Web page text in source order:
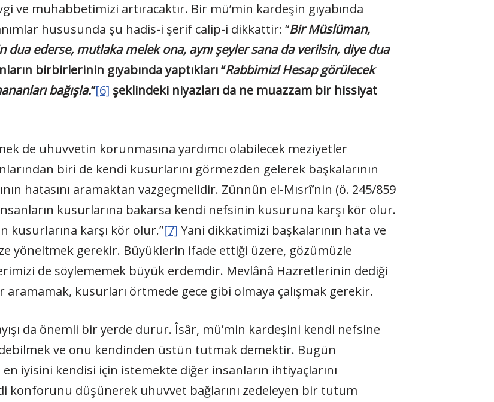
ve muhabbetimizi artıracaktır. Bir mü’min kardeşin gıyabında
hususunda şu hadis-i şerif calip-i dikkattir: “Bir Müslüman,
ederse, mutlaka melek ona, aynı şeyler sana da verilsin, diye dua
birbirlerinin gıyabında yaptıkları “Rabbimiz! Hesap görülecek
bağışla.”[6] şeklindeki niyazları da ne muazzam bir hissiyat
de uhuvvetin korunmasına yardımcı olabilecek meziyetler
biri de kendi kusurlarını görmezden gelerek başkalarının
hatasını aramaktan vazgeçmelidir. Zünnûn el-Mısrî’nin (ö. 245/859
kusurlarına bakarsa kendi nefsinin kusuruna karşı kör olur.
kusurlarına karşı kör olur.”[7] Yani dikkatimizi başkalarının hata ve
yöneltmek gerekir. Büyüklerin ifade ettiği üzere, gözümüzle
de söylememek büyük erdemdir. Mevlânâ Hazretlerinin dediği
kusurları örtmede gece gibi olmaya çalışmak gerekir.
da önemli bir yerde durur. Îsâr, mü’min kardeşini kendi nefsine
ve onu kendinden üstün tutmak demektir. Bugün
iyisini kendisi için istemekte diğer insanların ihtiyaçlarını
konforunu düşünerek uhuvvet bağlarını zedeleyen bir tutum